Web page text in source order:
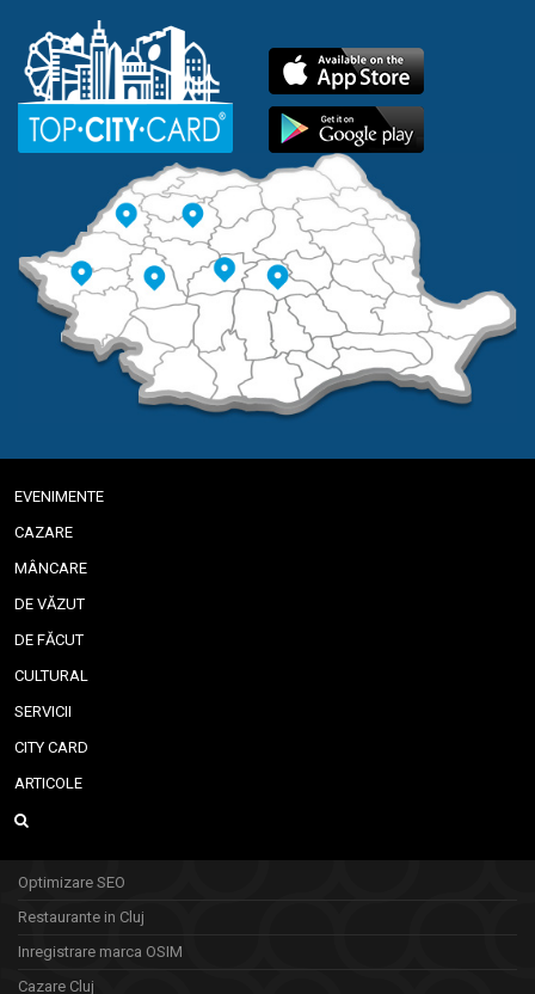
EVENIMENTE
CAZARE
MÂNCARE
DE VĂZUT
DE FĂCUT
CULTURAL
SERVICII
CITY CARD
ARTICOLE
Optimizare SEO
Restaurante in Cluj
Inregistrare marca OSIM
Cazare Cluj